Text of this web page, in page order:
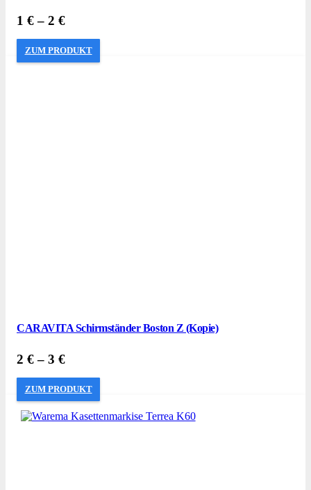
1 €– 2 €
ZUM PRODUKT
CARAVITA Schirmständer Boston Z (Kopie)
2 €– 3 €
ZUM PRODUKT